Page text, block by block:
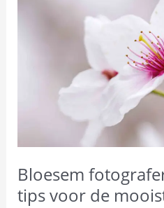
Bloesem
tips voor de
praktische